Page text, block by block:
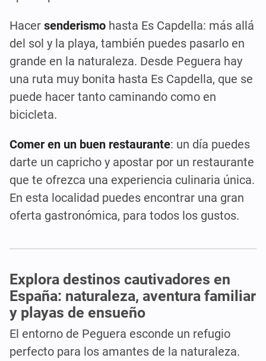
Hacer senderismo hasta Es Capdella: más allá
del sol y la playa, también puedes pasarlo en
grande en la naturaleza. Desde Peguera hay
una ruta muy bonita hasta Es Capdella, que se
puede hacer tanto caminando como en
bicicleta.
Comer en un buen restaurante: un día puedes
darte un capricho y apostar por un restaurante
que te ofrezca una experiencia culinaria única.
En esta localidad puedes encontrar una gran
oferta gastronómica, para todos los gustos.
Explora destinos cautivadores en
España: naturaleza, aventura familiar
y playas de ensueño
El entorno de Peguera esconde un refugio
perfecto para los amantes de la naturaleza.